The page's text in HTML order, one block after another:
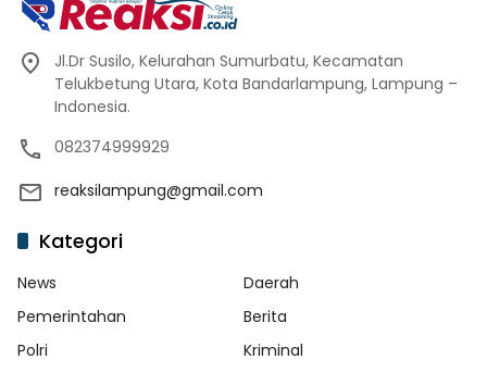
Jl.Dr Susilo, Kelurahan Sumurbatu, Kecamatan
Telukbetung Utara, Kota Bandarlampung, Lampung –
Indonesia.
082374999929
reaksilampung@gmail.com
Kategori
News
Daerah
Pemerintahan
Berita
Polri
Kriminal